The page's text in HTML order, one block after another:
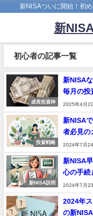
新NISAついに開始！初
新
初心者の記事一覧
成長投資枠
新NISA
毎月の投
2025年4月2
投資戦略
新NISA
者必見の
2024年7月24
新NISA説明
新NISA
心の手続
2024年7月23
2024年
の新